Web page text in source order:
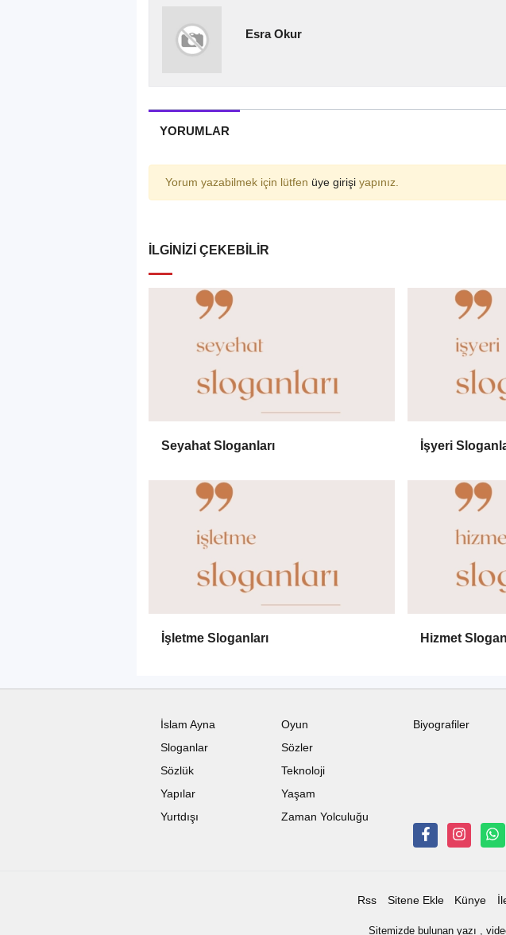
Esra Okur
YORUMLAR
Yorum yazabilmek için lütfen üye girişi yapınız.
İLGINIZI ÇEKEBILIR
Seyahat Sloganları İşyeri
İşletme Sloganları Hizmet
İslam Ayna
Oyun
Sloganlar
Sözler
Sözlük
Teknoloji
Yapılar
Yaşam
Yurtdışı
Zaman Yolculuğu
Biyografiler
Rss Sitene Ekle Künye
Sitemizde bulunan yazı ,